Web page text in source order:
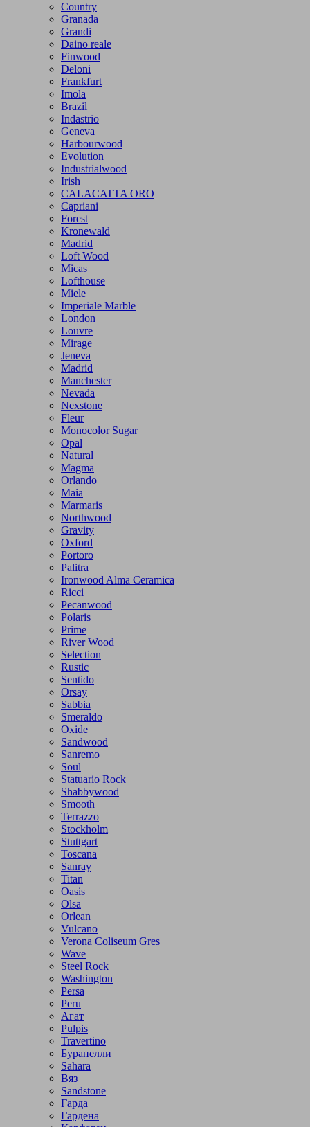
Country
Granada
Grandi
Daino reale
Finwood
Deloni
Frankfurt
Imola
Brazil
Indastrio
Geneva
Harbourwood
Evolution
Industrialwood
Irish
CALACATTA ORO
Capriani
Forest
Kronewald
Madrid
Loft Wood
Micas
Lofthouse
Miele
Imperiale Marble
London
Louvre
Mirage
Jeneva
Madrid
Manchester
Nevada
Nexstone
Fleur
Monocolor Sugar
Opal
Natural
Magma
Orlando
Maia
Marmaris
Northwood
Gravity
Oxford
Portoro
Palitra
Ironwood Alma Ceramica
Ricci
Pecanwood
Polaris
Prime
River Wood
Selection
Rustic
Sentido
Orsay
Sabbia
Smeraldo
Oxide
Sandwood
Sanremo
Soul
Statuario Rock
Shabbywood
Smooth
Terrazzo
Stockholm
Stuttgart
Toscana
Sanray
Titan
Oasis
Olsa
Orlean
Vulcano
Verona Coliseum Gres
Wave
Steel Rock
Washington
Persa
Peru
Агат
Pulpis
Travertino
Буранелли
Sahara
Вяз
Sandstone
Гарда
Гардена